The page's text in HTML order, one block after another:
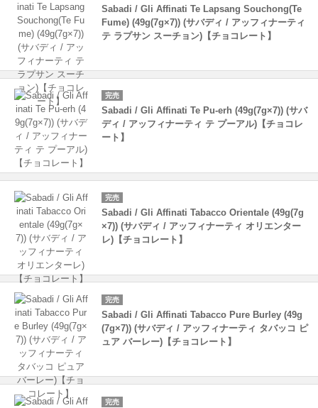
Sabadi / Gli Affinati Te Lapsang Souchong(Te
Fume) (49g(7g×7)) (サバディ / アッフィナーティ
テ ラプサン スーチョン)【チョコレート】
完売
Sabadi / Gli Affinati Te Pu-erh (49g(7g×7)) (サバ
ディ / アッフィナーティ テ プーアル)【チョコレ
ート】
完売
Sabadi / Gli Affinati Tabacco Orientale (49g(7g
×7)) (サバディ / アッフィナーティ オリエンター
レ)【チョコレート】
完売
Sabadi / Gli Affinati Tabacco Pure Burley (49g
(7g×7)) (サバディ / アッフィナーティ タバッコ ピ
ュア バーレー)【チョコレート】
完売